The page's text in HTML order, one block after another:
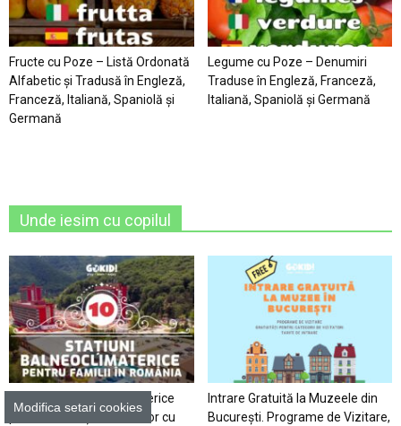
Fructe cu Poze – Listă Ordonată
Alfabetic şi Tradusă în Engleză,
Franceză, Italiană, Spaniolă şi
Germană
Legume cu Poze – Denumiri
Traduse în Engleză, Franceză,
Italiană, Spaniolă şi Germană
Unde iesim cu copilul
10 Stațiuni Balneoclimaterice
pentru Vacanțele Familiilor cu
Intrare Gratuită la Muzeele din
București. Programe de Vizitare,
Modifica setari cookies